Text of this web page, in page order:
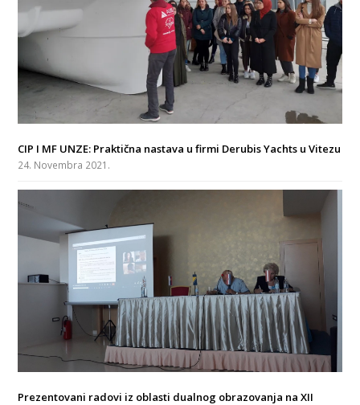
CIP I MF UNZE: Praktična nastava u firmi Derubis Yachts u Vitezu
24. Novembra 2021.
Prezentovani radovi iz oblasti dualnog obrazovanja na XII